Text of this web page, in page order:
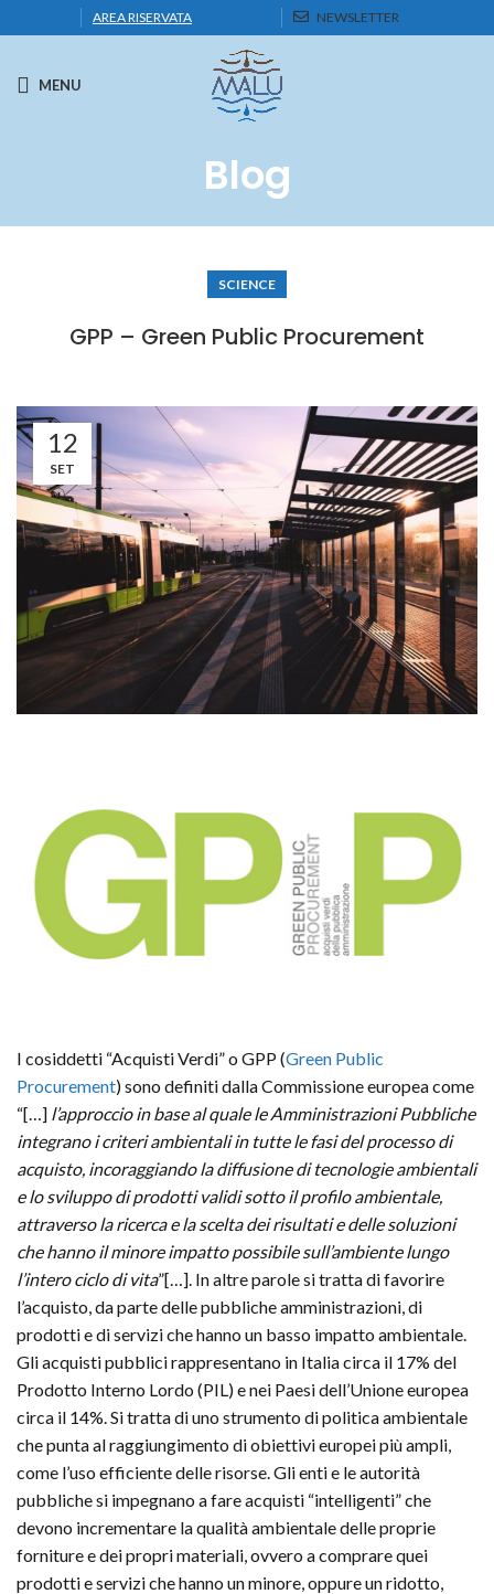
AREA RISERVATA NEWSLETTER
MENU
Blog
SCIENCE
GPP – Green Public Procurement
12
SET
I cosiddetti “Acquisti Verdi” o GPP (Green Public
Procurement) sono definiti dalla Commissione europea come
“[…] l’approccio in base al quale le Amministrazioni Pubbliche
integrano i criteri ambientali in tutte le fasi del processo di
acquisto, incoraggiando la diffusione di tecnologie ambientali
e lo sviluppo di prodotti validi sotto il profilo ambientale,
attraverso la ricerca e la scelta dei risultati e delle soluzioni
che hanno il minore impatto possibile sull’ambiente lungo
l’intero ciclo di vita”[…] . In altre parole si tratta di favorire
l’acquisto, da parte delle pubbliche amministrazioni, di
prodotti e di servizi che hanno un basso impatto ambientale.
Gli acquisti pubblici rappresentano in Italia circa il 17% del
Prodotto Interno Lordo (PIL) e nei Paesi dell’Unione europea
circa il 14%. Si tratta di uno strumento di politica ambientale
che punta al raggiungimento di obiettivi europei più ampli,
come l’uso efficiente delle risorse. Gli enti e le autorità
pubbliche si impegnano a fare acquisti “intelligenti” che
devono incrementare la qualità ambientale delle proprie
forniture e dei propri materiali, ovvero a comprare quei
prodotti e servizi che hanno un minore, oppure un ridotto,